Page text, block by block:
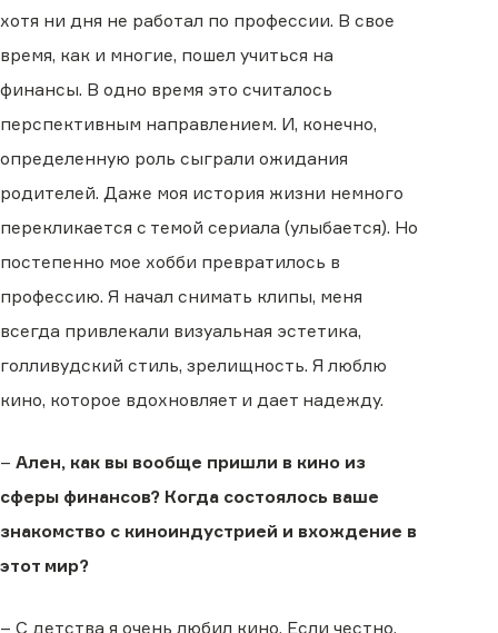
хотя ни дня не работал по профессии. В свое
время, как и многие, пошел учиться на
финансы. В одно время это считалось
перспективным направлением. И, конечно,
определенную роль сыграли ожидания
родителей. Даже моя история жизни немного
перекликается с темой сериала (улыбается). Но
постепенно мое хобби превратилось в
профессию. Я начал снимать клипы, меня
всегда привлекали визуальная эстетика,
голливудский стиль, зрелищность. Я люблю
кино, которое вдохновляет и дает надежду.
– Ален, как вы вообще пришли в кино из
сферы финансов? Когда состоялось ваше
знакомство с киноиндустрией и вхождение в
этот мир?
– С детства я очень любил кино. Если честно,